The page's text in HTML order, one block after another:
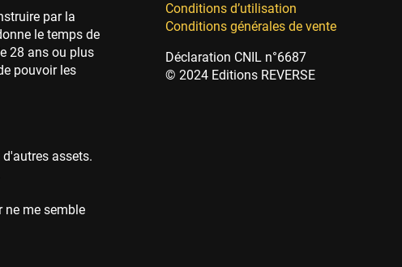
par la
le temps de
28 ans ou plus
pouvoir les
assets.
ne me semble
Conditions d’utilisation
Conditions générales de vente
Déclaration CNIL n°6687
© 2024 Editions REVERSE